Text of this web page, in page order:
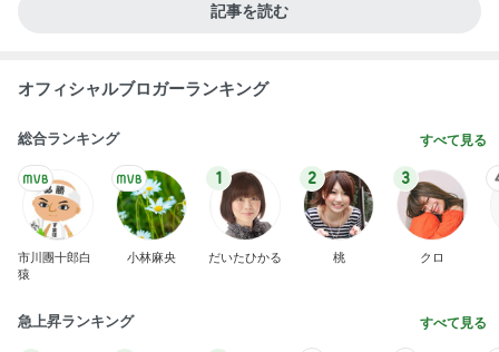
記事を読む
オフィシャルブロガーランキング
総合ランキング すべて見る
市川團十郎白
猿
小林麻央
1
だいたひかる
2
桃
3
クロ
急上昇ランキング すべて見る